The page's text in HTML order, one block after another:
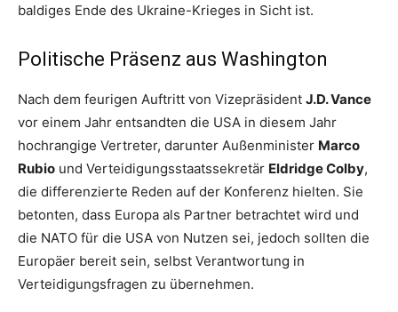
baldiges Ende des Ukraine-Krieges in Sicht ist.
Politische Präsenz aus Washington
Nach dem feurigen Auftritt von Vizepräsident J.D. Vance
vor einem Jahr entsandten die USA in diesem Jahr
hochrangige Vertreter, darunter Außenminister Marco
Rubio und Verteidigungsstaatssekretär Eldridge Colby,
die differenzierte Reden auf der Konferenz hielten. Sie
betonten, dass Europa als Partner betrachtet wird und
die NATO für die USA von Nutzen sei, jedoch sollten die
Europäer bereit sein, selbst Verantwortung in
Verteidigungsfragen zu übernehmen.